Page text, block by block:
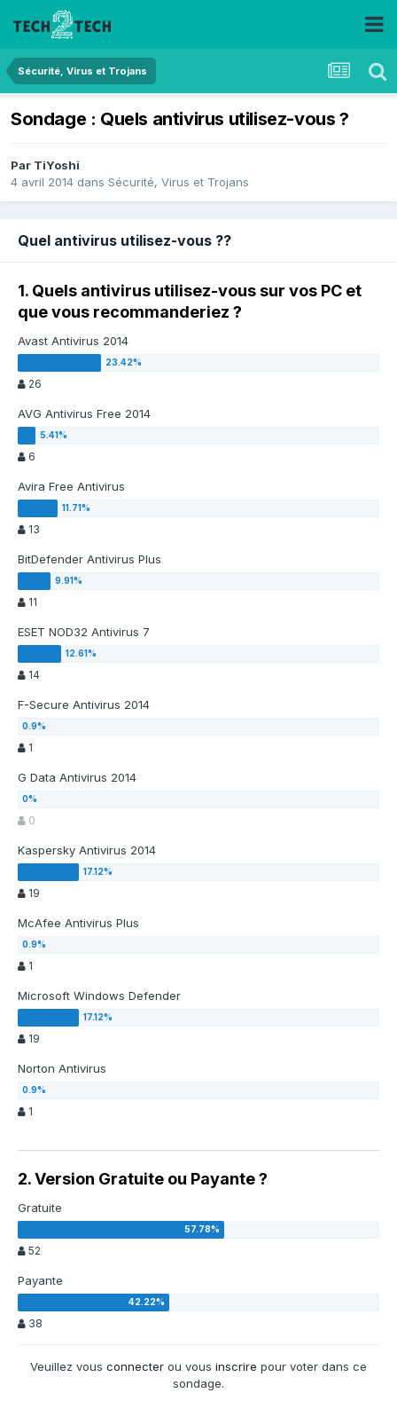
Sécurité, Virus et Trojans
Sondage : Quels antivirus utilisez-vous ?
Par TiYoshi
4 avril 2014 dans Sécurité, Virus et Trojans
Quel antivirus utilisez-vous ??
1. Quels antivirus utilisez-vous sur vos PC et
que vous recommanderiez ?
Avast Antivirus 2014
26
AVG Antivirus Free 2014
6
Avira Free Antivirus
13
BitDefender Antivirus Plus
11
ESET NOD32 Antivirus 7
14
F-Secure Antivirus 2014
1
G Data Antivirus 2014
0
Kaspersky Antivirus 2014
19
McAfee Antivirus Plus
1
Microsoft Windows Defender
19
Norton Antivirus
1
2. Version Gratuite ou Payante ?
Gratuite
52
Payante
38
Veuillez vous connecter ou vous inscrire pour voter dans ce
sondage.